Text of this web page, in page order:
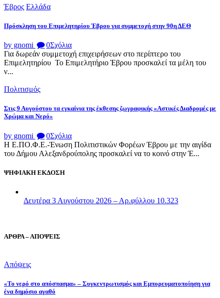
Έβρος Ελλάδα
Πρόσκληση του Επιμελητηρίου Έβρου για συμμετοχή στην 90η ΔΕΘ
by gnomi 0Σχόλια
Για δωρεάν συμμετοχή επιχειρήσεων στο περίπτερο του
Επιμελητηρίου Το Επιμελητήριο Έβρου προσκαλεί τα μέλη του
ν...
Πολιτισμός
Στις 9 Αυγούστου τα εγκαίνια της έκθεσης ζωγραφικής «Αστικές Διαδρομές με
Χρώμα και Νερό»
by gnomi 0Σχόλια
Η Ε.ΠΟ.Φ.Ε.-Ένωση Πολιτιστικών Φορέων Έβρου με την αιγίδα
του Δήμου Αλεξανδρούπολης προσκαλεί να το κοινό στην Έ...
ΨΗΦΙΑΚΗ ΕΚΔΟΣΗ
Δευτέρα 3 Αυγούστου 2026 – Αρ.φύλλου 10.323
ΑΡΘΡΑ – ΑΠΟΨΕΙΣ
Απόψεις
«Το νερό στο απόσπασμα» – Συγκεντρωτισμός και Εμπορευματοποίηση για
ένα δημόσιο αγαθό